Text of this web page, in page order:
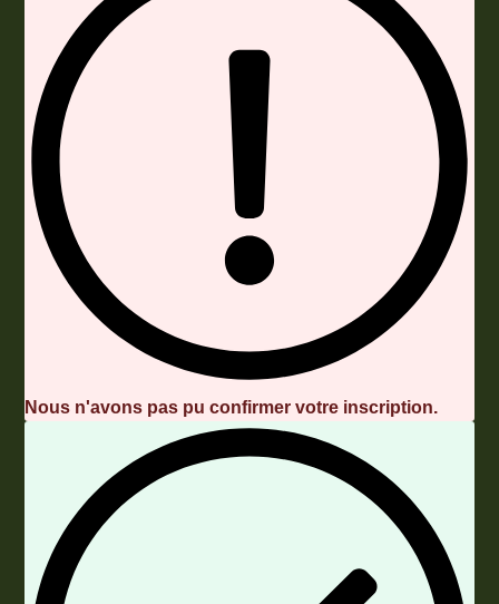
Nous n'avons pas pu confirmer votre inscription.